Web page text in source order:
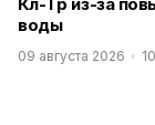
воды
09 августа 2026